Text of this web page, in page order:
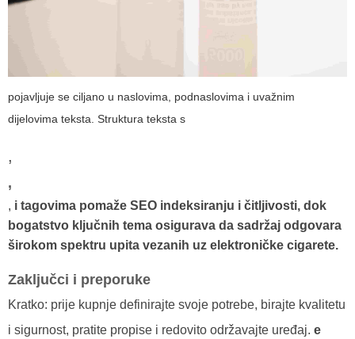
pojavljuje se ciljano u naslovima, podnaslovima i uvažnim
dijelovima teksta. Struktura teksta s
,
,
, i tagovima pomaže SEO indeksiranju i čitljivosti, dok
bogatstvo ključnih tema osigurava da sadržaj odgovara
širokom spektru upita vezanih uz elektroničke cigarete.
Zaključci i preporuke
Kratko: prije kupnje definirajte svoje potrebe, birajte kvalitetu
i sigurnost, pratite propise i redovito održavajte uređaj. e